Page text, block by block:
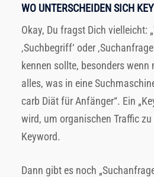
WO UNTERSCHEIDEN SICH
Okay, Du fragst Dich vielleicht:
‚Suchbegriff‘ oder
kennen sollte, besonders
alles, was in eine
carb Diät für Anfänger“. Ein
wird, um organischen Traffic
Keyword.
Dann gibt es noch